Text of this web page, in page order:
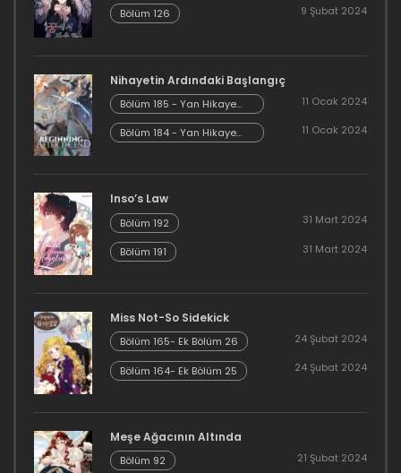
16 Aralık 2023
16 Aralık 2023
Bölüm 76
Bölüm 75
16 Aralık 2023
16 Aralık 2023
Bölüm 73
16 Aralık 2023
Bölüm 72
16 Aralık 2023
Bölüm 126 9 Şubat 2024
Nihayetin Ardındaki Başlangıç
Bölüm 185 - Yan Hikaye
Kısım 7
11 Ocak 2024
Bölüm 184 - Yan Hikaye
Kısım 6
11 Ocak 2024
Inso’s Law
Bölüm 192 31 Mart 2024
Bölüm 191 31 Mart 2024
Miss Not-So Sidekick
Bölüm 165- Ek Bölüm 26 24 Şubat 2024
Bölüm 164- Ek Bölüm 25 24 Şubat 2024
Meşe Ağacının Altında
Bölüm 92 21 Şubat 2024